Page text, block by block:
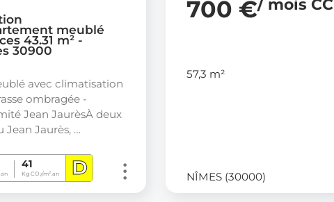
meublé
43.31 m² -
30900
avec climatisation
ombragée -
Jean JaurèsÀ deux
Jean Jaurès, …
41
Kg CO2/m².an D
700 €/ mois CC
57,3 m²
NÎMES (30000)